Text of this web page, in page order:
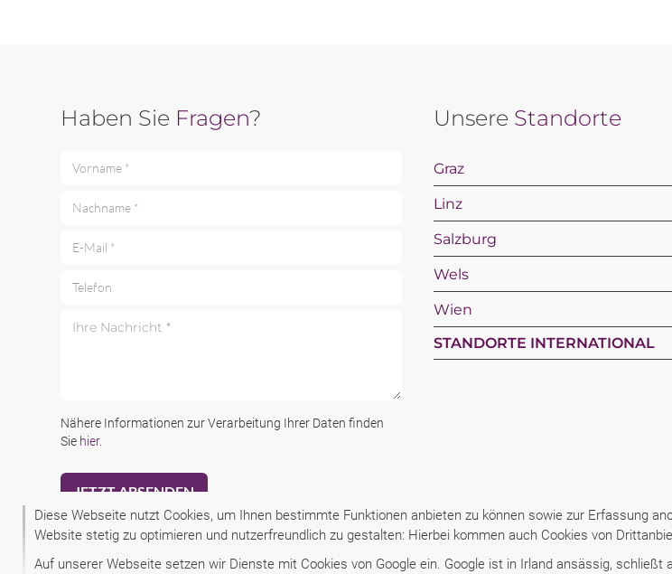
Diese Webseite nutzt Cookies, um Ihnen bestimmte Funktionen anbieten zu können sowie zur Erfassung
Website stetig zu optimieren und nutzerfreundlich zu gestalten: Hierbei kommen auch Cookies von
Auf unserer Webseite setzen wir Dienste mit Cookies von Google ein. Google ist in Irland ansässig,
Haben Sie Fragen?
Vorname *
Nachname *
E-Mail *
Telefon
Nähere Informationen zur Verarbeitung Ihrer Daten finden
Sie hier.
Unsere Standorte
Graz
Linz
Salzburg
Wels
Wien
STANDORTE INTERNATIONAL